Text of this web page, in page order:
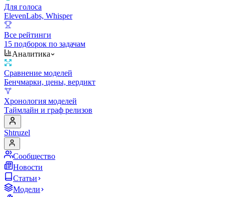
Для голоса
ElevenLabs, Whisper
Все рейтинги
15 подборок по задачам
Аналитика
Сравнение моделей
Бенчмарки, цены, вердикт
Хронология моделей
Таймлайн и граф релизов
Shtruzel
Сообщество
Новости
Статьи
Модели